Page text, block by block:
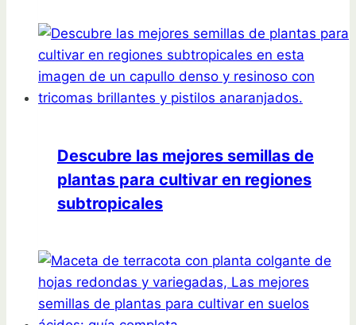
Descubre las mejores semillas de
plantas para cultivar en regiones
subtropicales